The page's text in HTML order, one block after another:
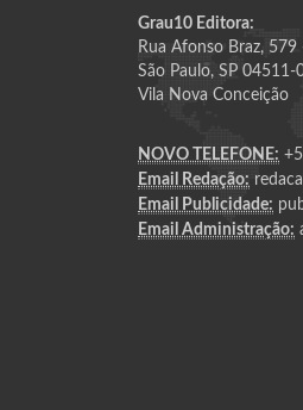
Grau10 Editora:
Rua Afonso Braz, 579
São Paulo, SP 04511-
Vila Nova Conceição
NOVO TELEFONE:
Email Redação:
Email Publicidade:
Email Administração: